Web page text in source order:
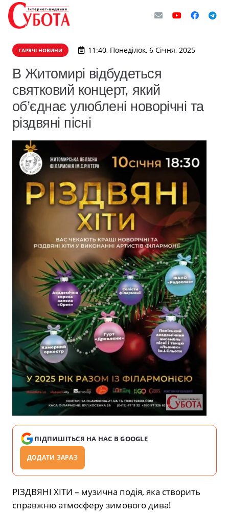
ГАРЯЧІ НОВИНИ 11:40, Понеділок, 6 Січня, 2025
В Житомирі відбудеться
святковий концерт, який
об’єднає улюблені новорічні та
різдвяні пісні
ПІДПИШІТЬСЯ НА НАС В GOOGLE
ДОДАТИ ЗАРАЗ
РІЗДВЯНІ ХІТИ – музична подія, яка створить
справжню атмосферу зимового дива!